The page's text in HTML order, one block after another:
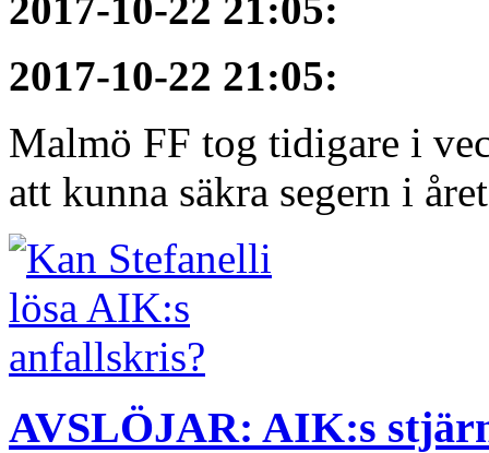
2017-10-22 21:05:
2017-10-22 21:05:
Malmö FF tog tidigare i
att kunna säkra segern i
AVSLÖJAR: AIK:s